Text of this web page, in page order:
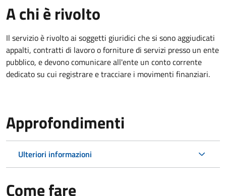
A chi è rivolto
Il servizio è rivolto ai soggetti giuridici che si sono aggiudicati
appalti, contratti di lavoro o forniture di servizi presso un ente
pubblico, e devono comunicare all'ente un conto corrente
dedicato su cui registrare e tracciare i movimenti finanziari.
Approfondimenti
Ulteriori informazioni
Come fare